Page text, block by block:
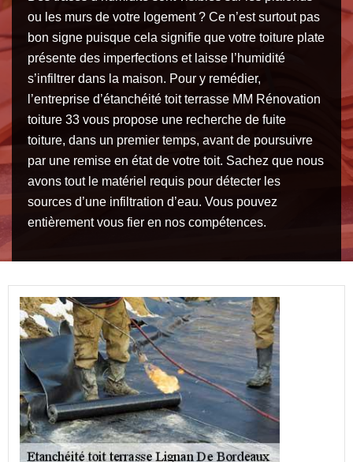
ou les murs de votre logement ? Ce n’est surtout pas
bon signe puisque cela signifie que votre toiture plate
présente des imperfections et laisse l’humidité
s’infiltrer dans la maison. Pour y remédier,
l’entreprise d’étanchéité toit terrasse MM Rénovation
toiture 33 vous propose une recherche de fuite
toiture, dans un premier temps, avant de poursuivre
par une remise en état de votre toit. Sachez que nous
avons tout le matériel requis pour détecter les
sources d’une infiltration d’eau. Vous pouvez
entièrement vous fier en nos compétences.